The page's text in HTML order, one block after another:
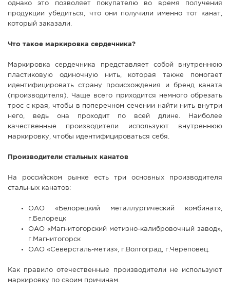
однако это позволяет покупателю во время получения
продукции убедиться, что они получили именно тот канат,
который заказали.
Что такое маркировка сердечника?
Маркировка сердечника представляет собой внутреннюю
пластиковую одиночную нить, которая также помогает
идентифицировать страну происхождения и бренд каната
(производителя). Чаще всего приходится немного обрезать
трос с края, чтобы в поперечном сечении найти нить внутри
него, ведь она проходит по всей длине. Наиболее
качественные производители используют внутреннюю
маркировку, чтобы идентифицироваться себя.
Производители стальных канатов
На российском рынке есть три основных производителя
стальных канатов:
ОАО «Белорецкий металлургический комбинат»,
г.Белорецк
ОАО «Магнитогорский метизно-калибровочный завод»,
г.Магнитогорск
ОАО «Северсталь-метиз», г.Волгоград, г.Череповец.
Как правило отечественные производители не используют
маркировку по своим причинам.